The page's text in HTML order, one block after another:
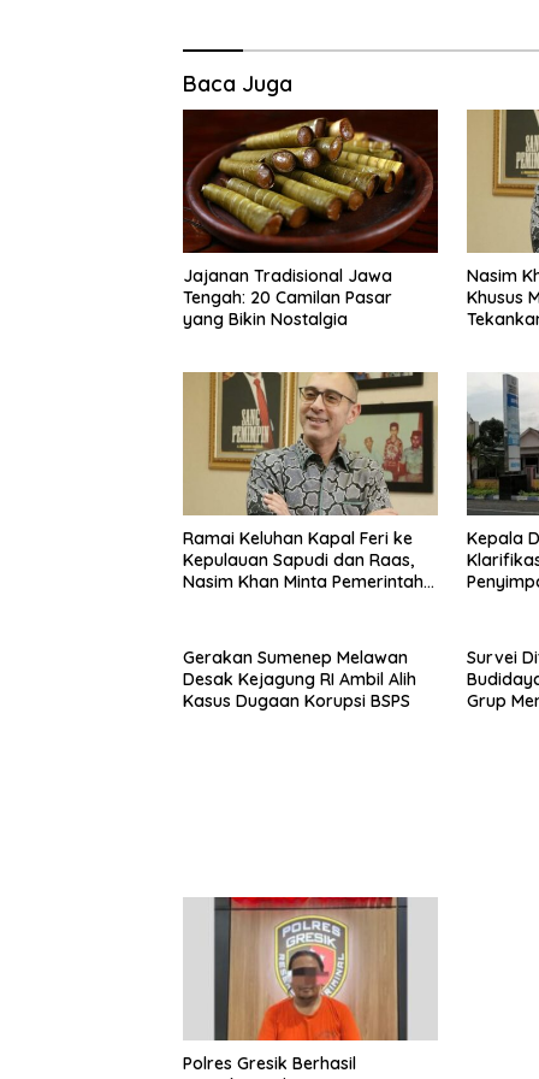
Baca Juga
Jajanan Tradisional Jawa
Tengah: 20 Camilan Pasar
yang Bikin Nostalgia
Nasim
Khusus
Ramai Keluhan Kapal Feri ke
Kepulauan Sapudi dan Raas,
Nasim Khan Minta Pemerintah
Kepala
Gerakan Sumenep Melawan
Desak Kejagung RI Ambil Alih
Kasus Dugaan Korupsi BSPS
Survei
Grup
Polres Gresik Berhasil